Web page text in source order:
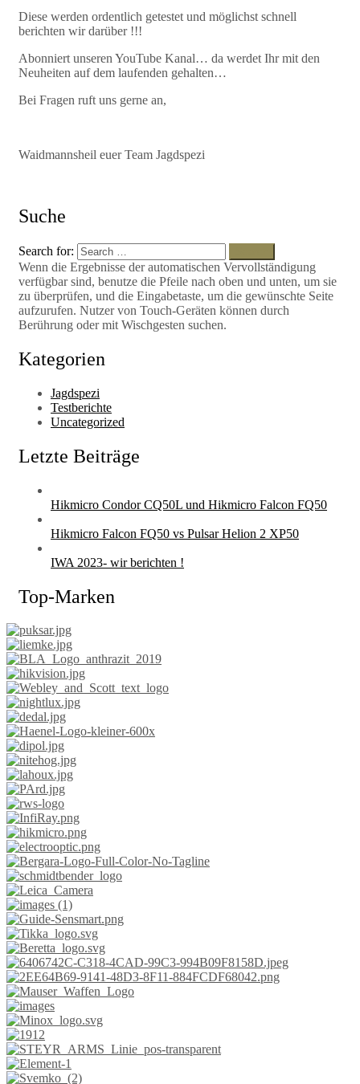
Diese werden ordentlich getestet und möglichst schnell
berichten wir darüber !!!
Abonniert unseren YouTube Kanal… da werdet Ihr mit den
Neuheiten auf dem laufenden gehalten…
Bei Fragen ruft uns gerne an,
Waidmannsheil euer Team Jagdspezi
Suche
Search for:
Wenn die Ergebnisse der automatischen Vervollständigung
verfügbar sind, benutze die Pfeile nach oben und unten, um sie
zu überprüfen, und die Eingabetaste, um die gewünschte Seite
aufzurufen. Nutzer von Touch-Geräten können durch
Berührung oder mit Wischgesten suchen.
Kategorien
Jagdspezi
Testberichte
Uncategorized
Letzte Beiträge
Hikmicro Condor CQ50L und Hikmicro Falcon FQ50
Hikmicro Falcon FQ50 vs Pulsar Helion 2 XP50
IWA 2023- wir berichten !
Top-Marken